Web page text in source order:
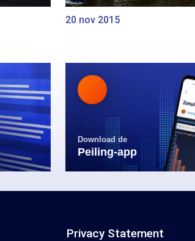
20 nov 2015
Download de
Peiling-app
Privacy Statement